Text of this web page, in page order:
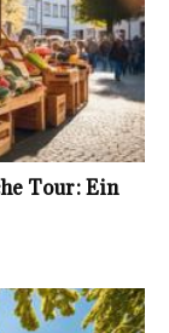
Tour: Ein